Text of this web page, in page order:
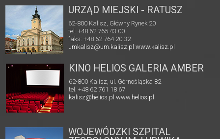
URZĄD MIEJSKI - RATUSZ
62-800 Kalisz, Główny Rynek 20
tel. +48 62 765 43 00
faks: +48 62 764 20 32
umkalisz@um.kalisz.plwww.kalisz.pl
KINO HELIOS GALERIA AMBER
62-800 Kalisz, ul. Górnośląska 82
tel. +48 62 761 18 67
kalisz@helios.pl www.helios.pl
WOJEWÓDZKI SZPITAL